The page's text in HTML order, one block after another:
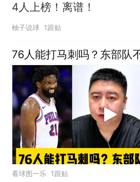
4人上榜！离谱！
柚子说球 1跟贴
76人能打马刺吗？东部队
看球图一乐 1跟贴